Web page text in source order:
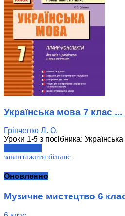
Українська мова 7 клас ...
Грінченко Л. О.
Уроки 1-5 з посібника:
завантажити більше
Оновленно
Музичне мистецтво 6